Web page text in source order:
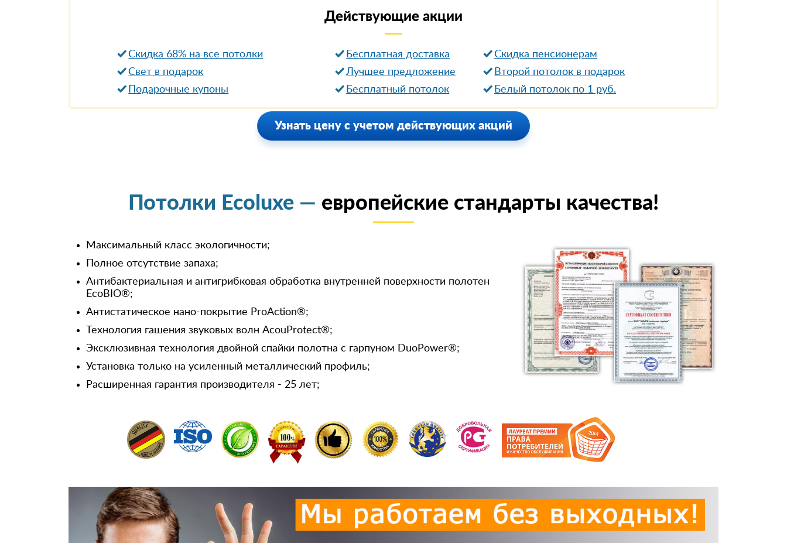
Действующие акции
Скидка 68% на все потолки Бесплатная доставка
Cкидка пенсионерам
Свет в подарок
Лучшее предложение
Второй потолок в подарок
Подарочные купоны
Бесплатный потолок Белый потолок по 1 руб.
Узнать цену с учетом действующих акций
Потолки Ecoluxe — европейские стандарты качества!
Максимальный класс экологичности;
Полное отсутствие запаха;
Антибактериальная и антигрибковая обработка внутренней поверхности полотен
EcoBIO®;
Антистатическое нано-покрытие ProAction®;
Технология гашения звуковых волн AcouProtect®;
Эксклюзивная технология двойной спайки полотна с гарпуном DuoPower®;
Установка только на усиленный металлический профиль;
Расширенная гарантия производителя - 25 лет;